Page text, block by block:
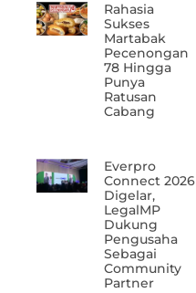
Rahasia
Sukses
Martabak
Pecenongan
78 Hingga
Punya
Ratusan
Cabang
Everpro
Connect 2026
Digelar,
LegalMP
Dukung
Pengusaha
Sebagai
Community
Partner